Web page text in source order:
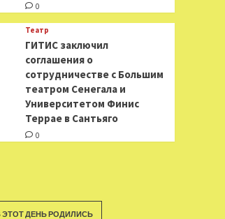
0
Театр
ГИТИС заключил
соглашения о
сотрудничестве с Большим
театром Сенегала и
Университетом Финис
Террае в Сантьяго
0
ЭТОТ ДЕНЬ РОДИЛИСЬ